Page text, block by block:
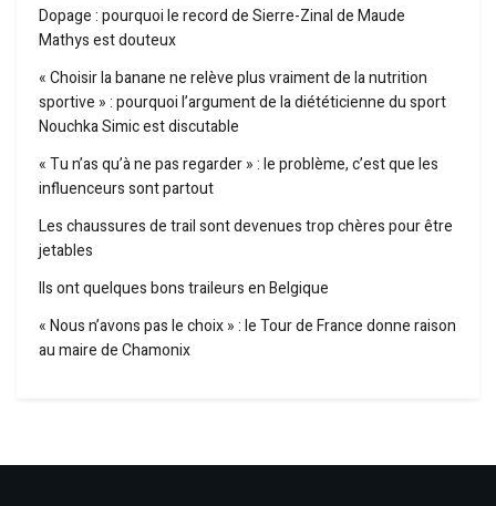
Dopage : pourquoi le record de Sierre-Zinal de Maude
Mathys est douteux
« Choisir la banane ne relève plus vraiment de la nutrition
sportive » : pourquoi l’argument de la diététicienne du sport
Nouchka Simic est discutable
« Tu n’as qu’à ne pas regarder » : le problème, c’est que les
influenceurs sont partout
Les chaussures de trail sont devenues trop chères pour être
jetables
Ils ont quelques bons traileurs en Belgique
« Nous n’avons pas le choix » : le Tour de France donne raison
au maire de Chamonix